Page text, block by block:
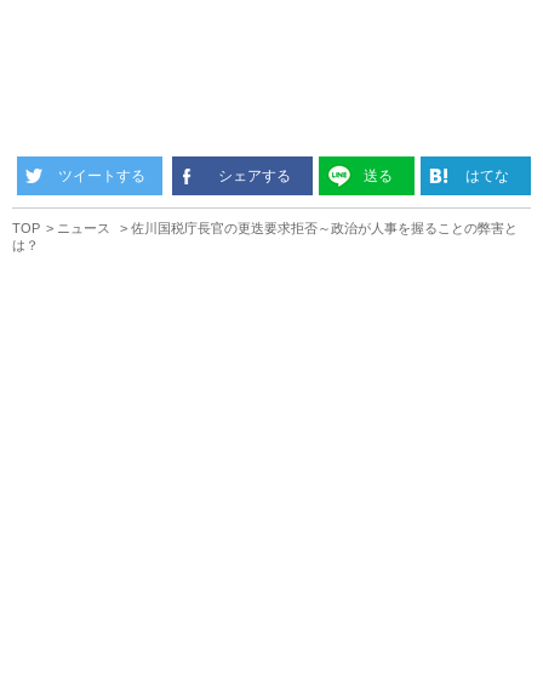
ツイートする シェアする 送る はてな
TOP ニュース
佐川国税庁長官の更迭要求拒否～政治が人事を握ることの弊害と
は？